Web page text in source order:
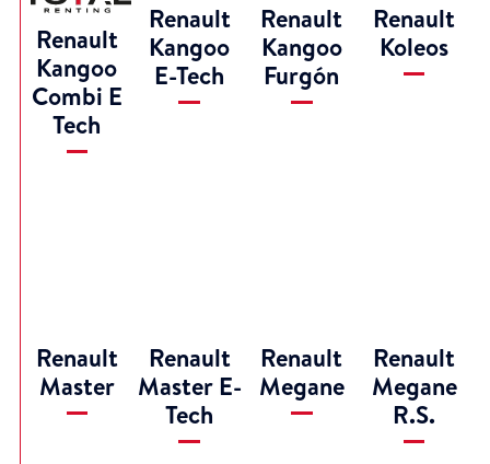
Renault
Kangoo
Combi E
Tech
Renault
Kangoo
E-Tech
Renault
Kangoo
Furgón
Renault
Koleos
Renault
Master
Renault
Master E-
Tech
Renault
Megane
Renault
Megane
R.S.